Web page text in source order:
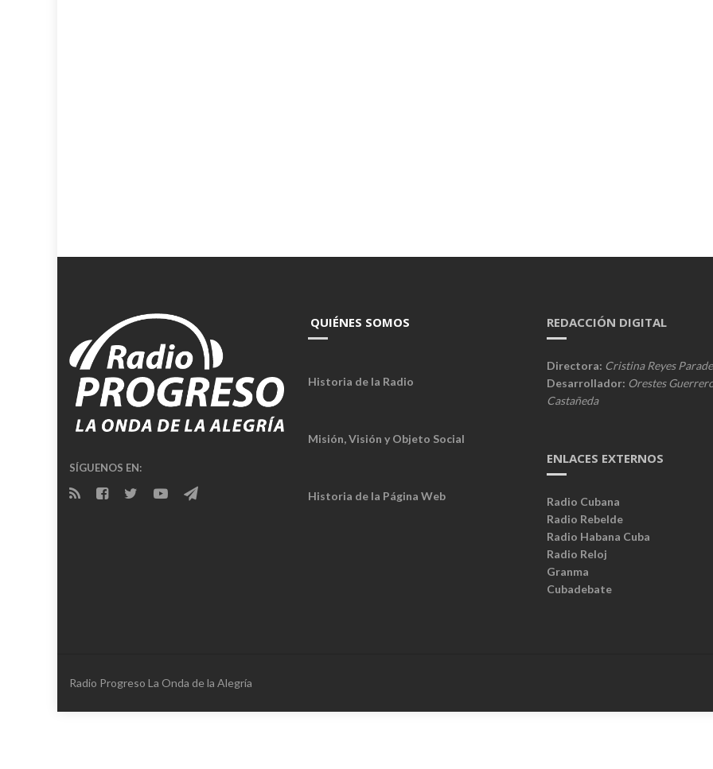
SÍGUENOS EN:
QUIÉNES SOMOS
Historia de la Radio
Misión, Visión y Objeto Social
Historia de la Página Web
REDACCIÓN DIGITAL
Directora: Cristina Reyes
Desarrollador: Orestes
Castañeda
ENLACES EXTERNOS
Radio Cubana
Radio Rebelde
Radio Habana Cuba
Radio Reloj
Granma
Cubadebate
Radio Progreso La Onda de la Alegría